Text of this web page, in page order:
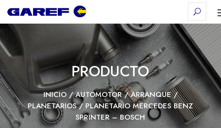
PRODUCTO
INICIO/AUTOMOTOR/ARRANQUE/
PLANETARIOS/ PLANETARIO MERCEDES BENZ
SPRINTER – BOSCH